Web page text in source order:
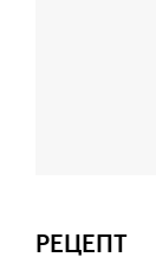
РЕЦЕПТ